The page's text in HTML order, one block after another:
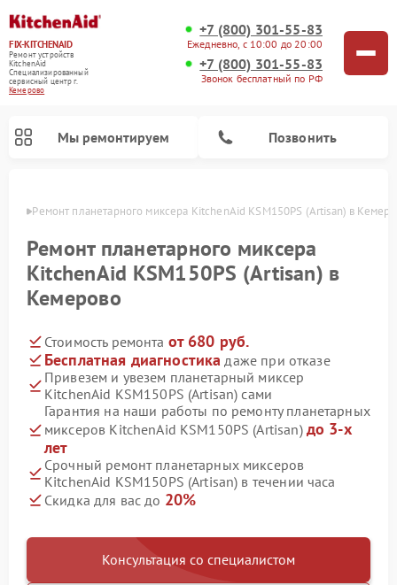
FIX-KITCHENAID
Ремонт устройств
KitchenAid
Специализированный
cервисный центр г.
Кемерово
+7 (800) 301-55-83
Ежедневно, с 10:00 до 20:00
+7 (800) 301-55-83
Звонок бесплатный по РФ
Мы ремонтируем Позвонить
Ремонт планетарного миксера KitchenAid KSM150PS (Artisan) в
Ремонт планетарного миксера
KitchenAid KSM150PS (Artisan) в
Кемерово
Стоимость ремонта от 680 руб.
Бесплатная диагностика даже при отказе
Привезем и увезем планетарный миксер
KitchenAid KSM150PS (Artisan) сами
Гарантия на наши работы по ремонту планетарных
миксеров KitchenAid KSM150PS (Artisan) до 3-х
лет
Срочный ремонт планетарных миксеров
KitchenAid KSM150PS (Artisan) в течении часа
Скидка для вас до 20%
Консультация со специалистом